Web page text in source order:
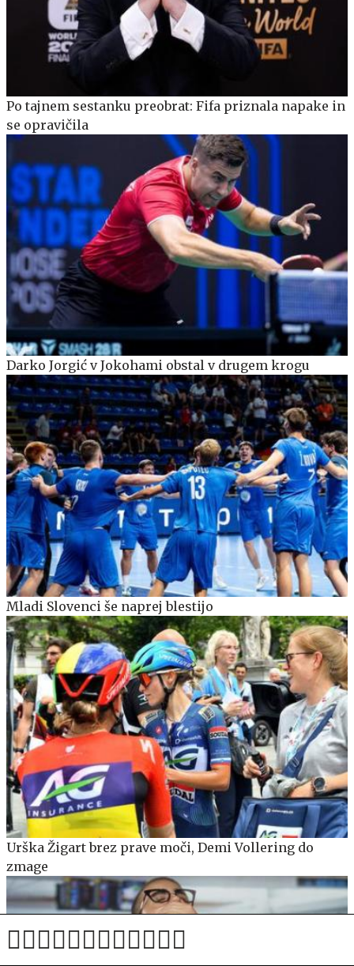
Po tajnem sestanku preobrat: Fifa priznala napake in
se opravičila
Darko Jorgić v Jokohami obstal v drugem krogu
Mladi Slovenci še naprej blestijo
Urška Žigart brez prave moči, Demi Vollering do
zmage